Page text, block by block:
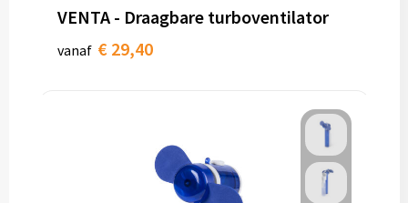
VENTA - Draagbare turboventilator
vanaf € 29,40